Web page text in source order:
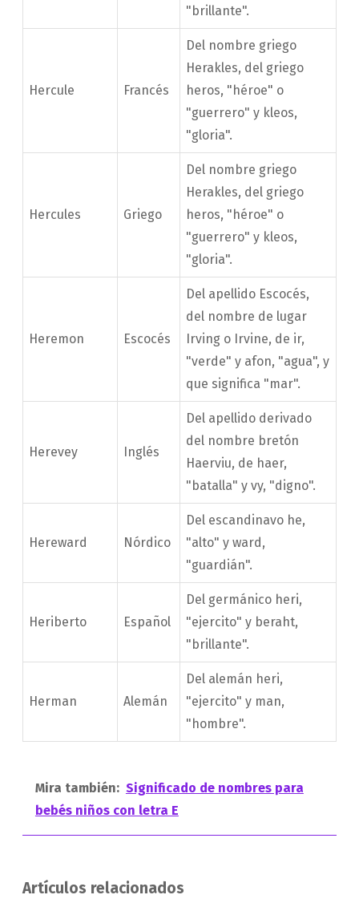
"brillante".
Hercule Francés
Del nombre griego
Herakles, del griego
heros, "héroe" o
"guerrero" y kleos,
"gloria".
Hercules Griego
Del nombre griego
Herakles, del griego
heros, "héroe" o
"guerrero" y kleos,
"gloria".
Heremon Escocés
Del apellido Escocés,
del nombre de lugar
Irving o Irvine, de ir,
"verde" y afon, "agua", y
que significa "mar".
Herevey Inglés
Del apellido derivado
del nombre bretón
Haerviu, de haer,
"batalla" y vy, "digno".
Hereward Nórdico
Del escandinavo he,
"alto" y ward,
"guardián".
Heriberto Español
Del germánico heri,
"ejercito" y beraht,
"brillante".
Herman Alemán
Del alemán heri,
"ejercito" y man,
"hombre".
Mira también: Significado de nombres para
bebés niños con letra E
Artículos relacionados